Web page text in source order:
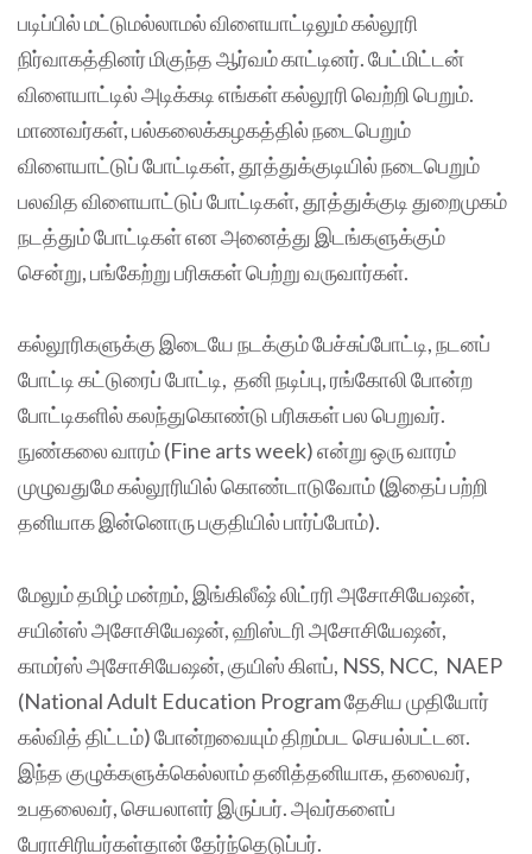
படிப்பில் மட்டுமல்லாமல் விளையாட்டிலும் கல்லூரி
நிர்வாகத்தினர் மிகுந்த ஆர்வம் காட்டினர். பேட்மிட்டன்
விளையாட்டில் அடிக்கடி எங்கள் கல்லூரி வெற்றி பெறும்.
மாணவர்கள், பல்கலைக்கழகத்தில் நடைபெறும்
விளையாட்டுப் போட்டிகள், தூத்துக்குடியில் நடைபெறும்
பலவித விளையாட்டுப் போட்டிகள், தூத்துக்குடி துறைமுகம்
நடத்தும் போட்டிகள் என அனைத்து இடங்களுக்கும்
சென்று, பங்கேற்று பரிசுகள் பெற்று வருவார்கள்.
கல்லூரிகளுக்கு இடையே நடக்கும் பேச்சுப்போட்டி, நடனப்
போட்டி கட்டுரைப் போட்டி, தனி நடிப்பு, ரங்கோலி போன்ற
போட்டிகளில் கலந்துகொண்டு பரிசுகள் பல பெறுவர்.
நுண்கலை வாரம் (Fine arts week) என்று ஒரு வாரம்
முழுவதுமே கல்லூரியில் கொண்டாடுவோம் (இதைப் பற்றி
தனியாக இன்னொரு பகுதியில் பார்ப்போம்).
மேலும் தமிழ் மன்றம், இங்கிலீஷ் லிட்ரரி அசோசியேஷன்,
சயின்ஸ் அசோசியேஷன், ஹிஸ்டரி அசோசியேஷன்,
காமர்ஸ் அசோசியேஷன், குயிஸ் கிளப், NSS, NCC, NAEP
(National Adult Education Program தேசிய முதியோர்
கல்வித் திட்டம்) போன்றவையும் திறம்பட செயல்பட்டன.
இந்த குழுக்களுக்கெல்லாம் தனித்தனியாக, தலைவர்,
உபதலைவர், செயலாளர் இருப்பர். அவர்களைப்
பேராசிரியர்கள்தான் தேர்ந்தெடுப்பர்.